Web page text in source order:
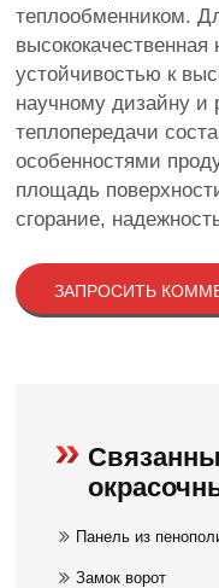
теплообменником.
устойчивостью к
научному дизайну и
теплопередачи
особенностями
площадь
сгорание,
ЗАПРОСИТЬ
Панель из
Замок ворот